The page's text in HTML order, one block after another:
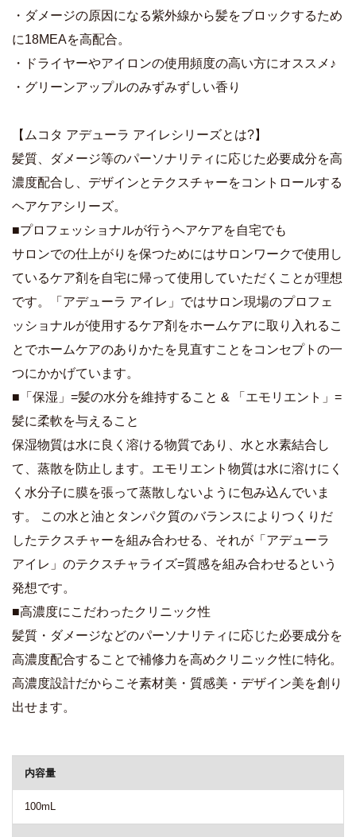
・ダメージの原因になる紫外線から髪をブロックするため
に18MEAを高配合。
・ドライヤーやアイロンの使用頻度の高い方にオススメ♪
・グリーンアップルのみずみずしい香り
【ムコタ アデューラ アイレシリーズとは?】
髪質、ダメージ等のパーソナリティに応じた必要成分を高
濃度配合し、デザインとテクスチャーをコントロールする
ヘアケアシリーズ。
■プロフェッショナルが行うヘアケアを自宅でも
サロンでの仕上がりを保つためにはサロンワークで使用し
ているケア剤を自宅に帰って使用していただくことが理想
です。「アデューラ アイレ」ではサロン現場のプロフェ
ッショナルが使用するケア剤をホームケアに取り入れるこ
とでホームケアのありかたを見直すことをコンセプトの一
つにかかげています。
■「保湿」=髪の水分を維持すること & 「エモリエント」=
髪に柔軟を与えること
保湿物質は水に良く溶ける物質であり、水と水素結合し
て、蒸散を防止します。エモリエント物質は水に溶けにく
く水分子に膜を張って蒸散しないように包み込んでいま
す。 この水と油とタンパク質のバランスによりつくりだ
したテクスチャーを組み合わせる、それが「アデューラ
アイレ」のテクスチャライズ=質感を組み合わせるという
発想です。
■高濃度にこだわったクリニック性
髪質・ダメージなどのパーソナリティに応じた必要成分を
高濃度配合することで補修力を高めクリニック性に特化。
高濃度設計だからこそ素材美・質感美・デザイン美を創り
出せます。
内容量
100mL